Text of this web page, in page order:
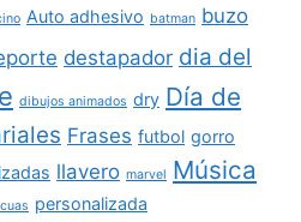
Auto adhesivo batman buzo
destapador dia del
dibujos animados dry Día de
Frases futbol gorro
llavero marvel Música
personalizada